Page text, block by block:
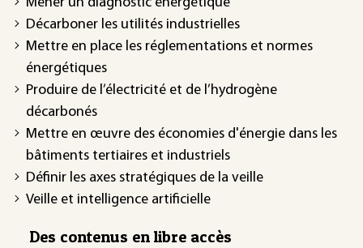
Décarboner les utilités industrielles
Mettre en place les réglementations et normes
énergétiques
Produire de l’électricité et de l’hydrogène
décarbonés
Mettre en œuvre des économies d'énergie dans les
bâtiments tertiaires et industriels
Définir les axes stratégiques de la veille
Veille et intelligence artificielle
Des contenus en libre accès